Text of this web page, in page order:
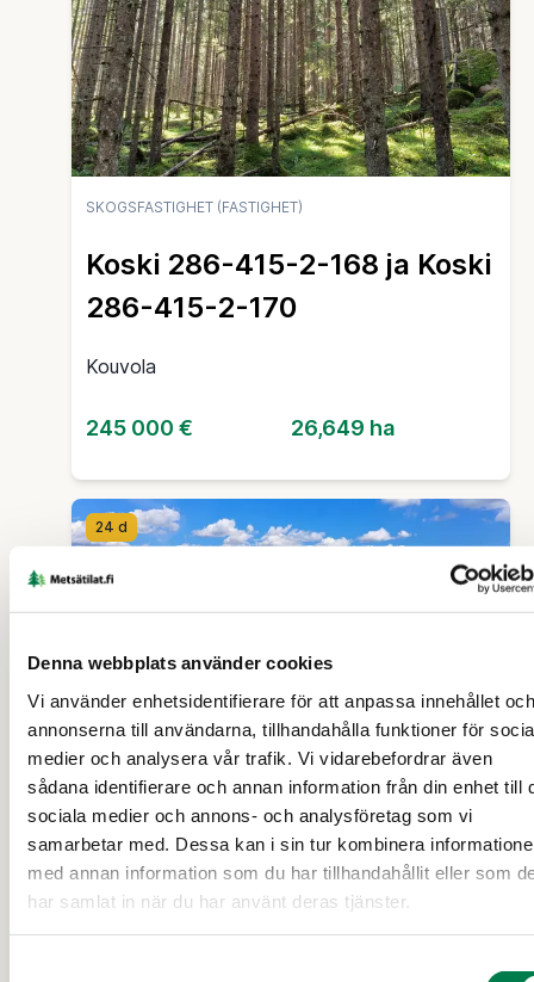
Denna webbplats använder cookies
Vi använder enhetsidentifierare för att anpassa innehållet och
annonserna till användarna, tillhandahålla funktioner för
medier och analysera vår trafik. Vi vidarebefordrar även
sådana identifierare och annan information från din enhet till
sociala medier och annons- och analysföretag som vi
samarbetar med. Dessa kan i sin tur kombinera
med annan information som du har tillhandahållit eller som
har samlat in när du har använt deras tjänster.
SKOGSFASTIGHET (FASTIGHET)
Koski 286-415-2-168 ja Koski
286-415-2-170
Kouvola
245 000 € 26,649 ha
24 d
JORDBRUKSFASTIGHET (FASTIGHET)
Santala II 286-405-2-28, Ali-
Savisaari 286-455-1-21, Väli-
Savisaari 286-455-1-29,